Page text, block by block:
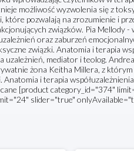
możliwość wyzwolenia się z
które pozwalają na zrozumienie i
związków. Pia Mellody
oraz zaburzeń
związki. Anatomia i terapia
mediator i teolog.
żona Keitha Millera, z którym
Anatomia i terapia
[product category_id="374"
slider="true"